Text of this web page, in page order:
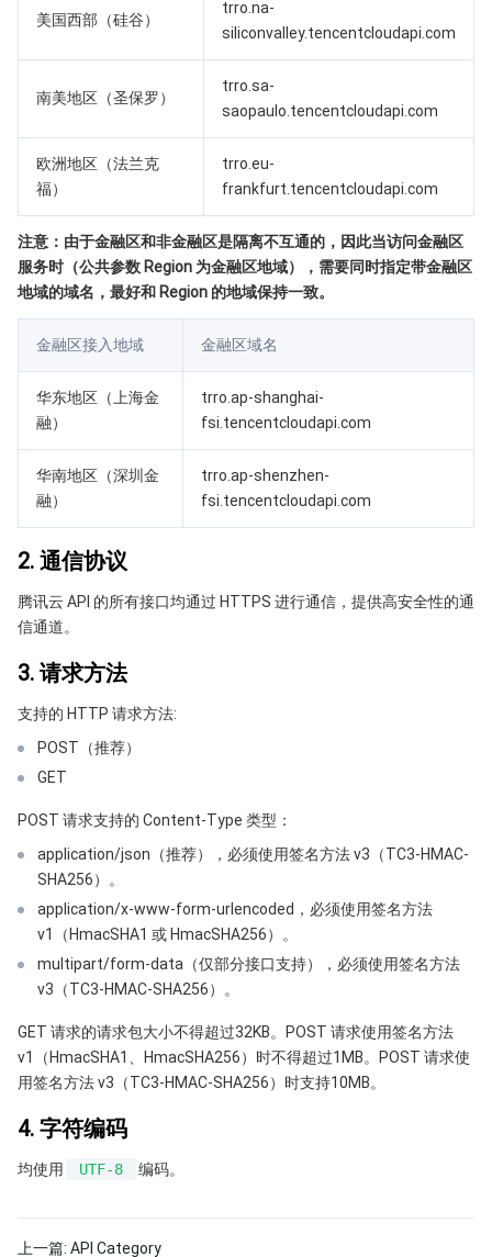
大模型服务平台 TokenHub
消息队列 MQTT 版
消息队列 CMQ
实时互动-教育版
游戏多媒体引擎
媒体包装
云直播
直播录制
媒体处理
应用云渲染
直播 SDK
腾讯特效 SDK
教育服务
腾讯健康组学平台
数智医疗影像平台
智能导诊
智能预问诊
云资源管理
API
SDK
智能顾问
标签
云资源自动化 for Terraform
访问管理
操作审计
集团账号管理
云顾问 - 混沌演练
配额中心
资源中心
开发者工具
云市场
云原生构建
腾讯云代码助手
腾讯云代码分析
腾讯云超级应用服务
Low Code
云开发 CloudBase
监控与运维
腾讯云可观测平台
应用性能监控
前端性能监控
云拨测
Grafana 可视化服务
云顾问-Tencent RTC 云助手
API 与工具
云迁移
云 API
腾讯云命令行工具
软件产品公告专区
软件产品生命周期公告
专有云软件
腾讯专有云企业版 TCE
腾讯云数据库
渠道合作伙伴
控制台相关
认证信息
政策与规范
第三方
大数据
美国西部（硅谷）
trro.na-
siliconvalley.tencentcloudapi.com
南美地区（圣保罗）
trro.sa-
saopaulo.tencentcloudapi.com
欧洲地区（法兰克
福）
trro.eu-
frankfurt.tencentcloudapi.com
注意：由于金融区和非金融区是隔离不互通的，因此当访问金融区
服务时（公共参数 Region 为金融区地域），需要同时指定带金融区
地域的域名，最好和 Region 的地域保持一致。
金融区接入地域 金融区域名
华东地区（上海金
融）
trro.ap-shanghai-
fsi.tencentcloudapi.com
华南地区（深圳金
融）
trro.ap-shenzhen-
fsi.tencentcloudapi.com
2. 通信协议
腾讯云 API 的所有接口均通过 HTTPS 进行通信，提供高安全性的通
信通道。
3. 请求方法
支持的 HTTP 请求方法:
POST（推荐）
GET
POST 请求支持的 Content-Type 类型：
application/json（推荐），必须使用签名方法 v3（TC3-HMAC-
SHA256）。
application/x-www-form-urlencoded，必须使用签名方法
v1（HmacSHA1 或 HmacSHA256）。
multipart/form-data（仅部分接口支持），必须使用签名方法
v3（TC3-HMAC-SHA256）。
GET 请求的请求包大小不得超过32KB。POST 请求使用签名方法
v1（HmacSHA1、HmacSHA256）时不得超过1MB。POST 请求使
用签名方法 v3（TC3-HMAC-SHA256）时支持10MB。
4. 字符编码
均使用 UTF-8 编码。
上一篇: API Category